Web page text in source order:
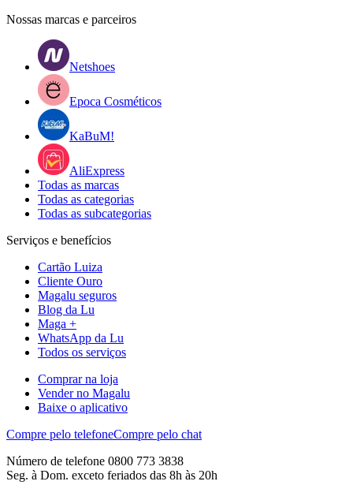
Nossas marcas e parceiros
Netshoes
Epoca Cosméticos
KaBuM!
AliExpress
Todas as marcas
Todas as categorias
Todas as subcategorias
Serviços e benefícios
Cartão Luiza
Cliente Ouro
Magalu seguros
Blog da Lu
Maga +
WhatsApp da Lu
Todos os serviços
Comprar na loja
Vender no Magalu
Baixe o aplicativo
Compre pelo telefoneCompre pelo chat
Número de telefone 0800 773 3838
Seg. à Dom. exceto feriados das 8h às 20h